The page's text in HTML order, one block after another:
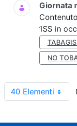
Giornata
’ISS in
NO
40 Elementi